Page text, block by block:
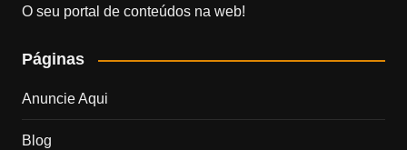
O seu portal de conteúdos na web!
Páginas
Anuncie Aqui
Blog